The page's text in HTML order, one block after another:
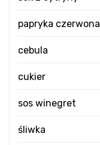
papryka czerwona
cebula
cukier
sos winegret
śliwka